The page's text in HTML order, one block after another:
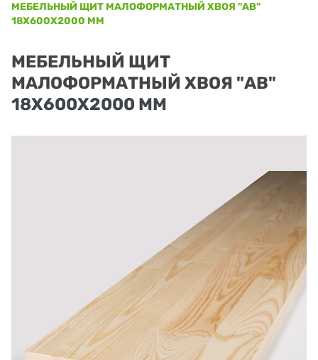
МЕБЕЛЬНЫЙ ЩИТ МАЛОФОРМАТНЫЙ ХВОЯ "АВ"
18Х600Х2000 ММ
МЕБЕЛЬНЫЙ ЩИТ
МАЛОФОРМАТНЫЙ ХВОЯ "АВ"
18Х600Х2000 ММ